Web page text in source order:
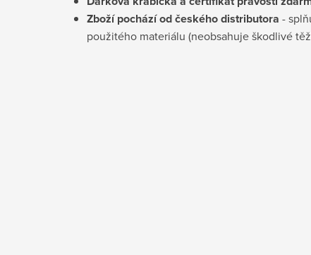
Zboží pochází od českého distributora -
použitého materiálu (neobsahuje škodlivé